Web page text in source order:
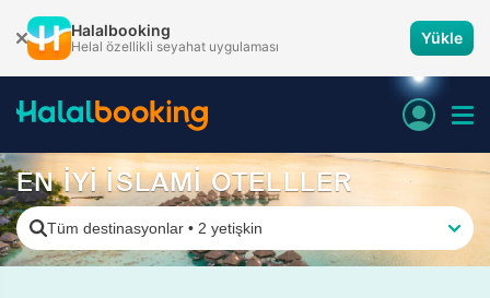
Halalbooking
Helal özellikli seyahat uygulaması Yükle
EN İYİ İSLAMİ OTELLLER
Tüm destinasyonlar • 2 yetişkin